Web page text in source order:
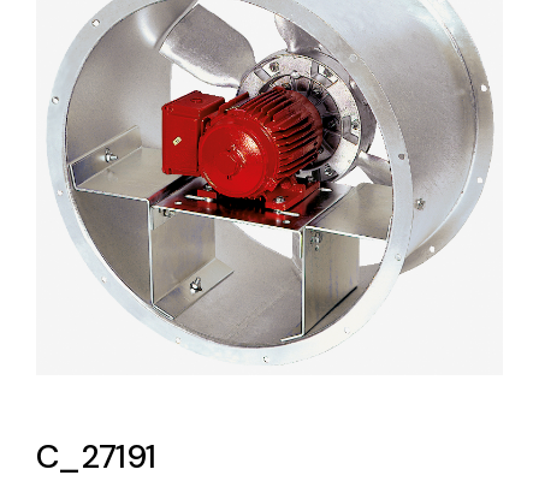
Lighting and Electrical
Equipment
Complete solutions in lighting and electrical
material for each project and need
C_27191